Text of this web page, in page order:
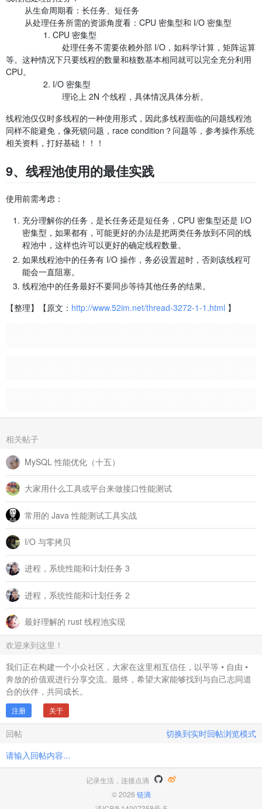
从生命周期看：长任务、短任务
从处理任务所需的资源角度看：CPU 密集型和 I/O 密集型
1. CPU 密集型
处理任务不需要依赖外部 I/O，如科学计算，矩阵运算
等。这种情况下只要线程的数量和核数基本相同就可以完全充分利用
CPU。
2. I/O 密集型
理论上 2N 个线程，具体情况具体分析。
线程池仅仅时多线程的一种使用形式，因此多线程面临的问题线程池
同样不能避免，像死锁问题，race condition？问题等，参考操作系统
相关资料，打好基础！！！
9、线程池使用的最佳实践
使用前需考虑：
充分理解你的任务，是长任务还是短任务，CPU 密集型还是 I/O
密集型，如果都有，可能更好的办法是把两类任务放到不同的线
程池中，这样也许可以更好的确定线程数量。
如果线程池中的任务有 I/O 操作，务必设置超时，否则该线程可
能会一直阻塞。
线程池中的任务最好不要同步等待其他任务的结果。
【整理】【原文： http://www.52im.net/thread-3272-1-1.html 】
相关帖子
MySQL 性能优化（十五）
大家用什么工具或平台来做接口性能测试
常用的 Java 性能测试工具实战
I/O 与零拷贝
进程，系统性能和计划任务 3
进程，系统性能和计划任务 2
最好理解的 rust 线程池实现
欢迎来到这里！
我们正在构建一个小众社区，大家在这里相互信任，以平等 • 自由 •
奔放的价值观进行分享交流。最终，希望大家能够找到与自己志同道
合的伙伴，共同成长。
注册 关于
回帖
切换到实时回帖浏览模式
请输入回帖内容...
记录生活，连接点滴
© 2026 链滴